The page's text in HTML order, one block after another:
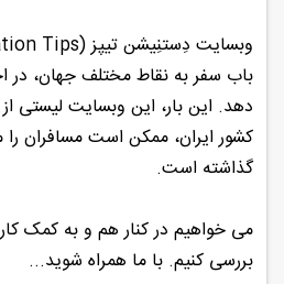
باب سفر به نقاط مختلف جهان، در
دهد. این بار، این وبسایت لیستی
کشور ایران، ممکن است مسافران
گذاشته است.
می خواهیم در کنار هم و به کمک
بررسی کنیم. با ما همراه شوید...